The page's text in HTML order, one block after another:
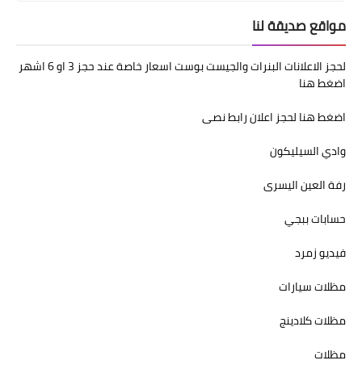
nilesat
مواقع صديقة لنا
لحجز الاعلانات البنرات والجيست بوست اسعار خاصة عند حجز 3 او 6 اشهر
اضغط هنا
اضغط هنا لحجز اعلان رابط نصى
وادي السيليكون
رفة العين اليسرى
حسابات ببجي
فيديو زمرد
مظلات سيارات
مظلات كلادينج
مظلات